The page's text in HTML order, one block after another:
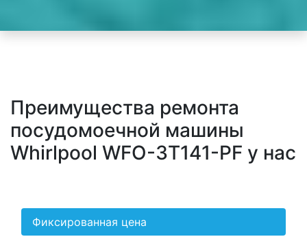
Преимущества ремонта
посудомоечной машины
Whirlpool WFO-3T141-PF у нас
Фиксированная цена